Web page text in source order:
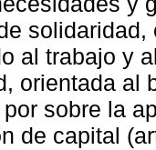
al trabajo y
orientada al
sobre la
de capital